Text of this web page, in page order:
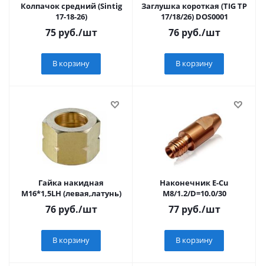
Колпачок средний (Sintig
17-18-26)
75руб./шт
В корзину
Заглушка короткая (TIG TP
17/18/26) DOS0001
76руб./шт
В корзину
Гайка накидная
М16*1,5LH (левая,латунь)
76руб./шт
В корзину
Наконечник E-Cu
M8/1.2/D=10.0/30
77руб./шт
В корзину